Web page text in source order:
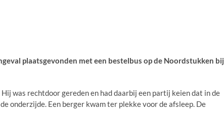
plaatsgevonden met een bestelbus op de Noordstukken bij
was rechtdoor gereden en had daarbij een partij keien dat in de
onderzijde. Een berger kwam ter plekke voor de afsleep. De